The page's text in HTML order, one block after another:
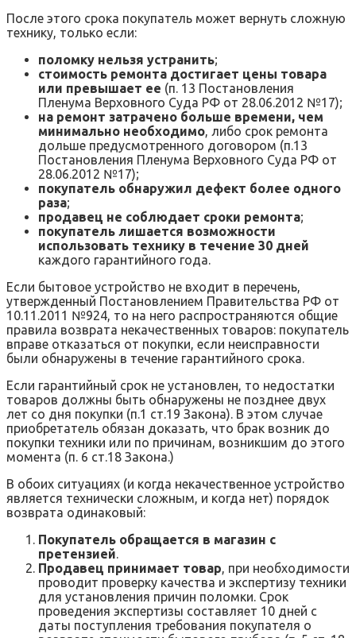
После этого срока покупатель может вернуть сложную
технику, только если:
поломку нельзя устранить;
стоимость ремонта достигает цены товара
или превышает ее (п. 13 Постановления
Пленума Верховного Суда РФ от 28.06.2012 №17);
на ремонт затрачено больше времени, чем
минимально необходимо, либо срок ремонта
дольше предусмотренного договором (п.13
Постановления Пленума Верховного Суда РФ от
28.06.2012 №17);
покупатель обнаружил дефект более одного
раза;
продавец не соблюдает сроки ремонта;
покупатель лишается возможности
использовать технику в течение 30 дней
каждого гарантийного года.
Если бытовое устройство не входит в перечень,
утвержденный Постановлением Правительства РФ от
10.11.2011 №924, то на него распространяются общие
правила возврата некачественных товаров: покупатель
вправе отказаться от покупки, если неисправности
были обнаружены в течение гарантийного срока.
Если гарантийный срок не установлен, то недостатки
товаров должны быть обнаружены не позднее двух
лет со дня покупки (п.1 ст.19 Закона). В этом случае
приобретатель обязан доказать, что брак возник до
покупки техники или по причинам, возникшим до этого
момента (п. 6 ст.18 Закона.)
В обоих ситуациях (и когда некачественное устройство
является технически сложным, и когда нет) порядок
возврата одинаковый:
Покупатель обращается в магазин с
претензией.
Продавец принимает товар, при необходимости
проводит проверку качества и экспертизу техники
для установления причин поломки. Срок
проведения экспертизы составляет 10 дней с
даты поступления требования покупателя о